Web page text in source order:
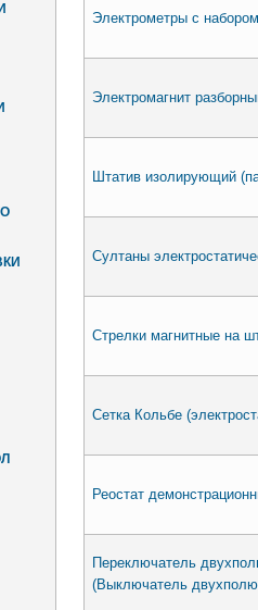
Электрометры с
Электромагнит
Штатив изолирующий
Султаны
Стрелки магнитные на
Сетка Кольбе
Реостат
Переключатель
(Выключатель